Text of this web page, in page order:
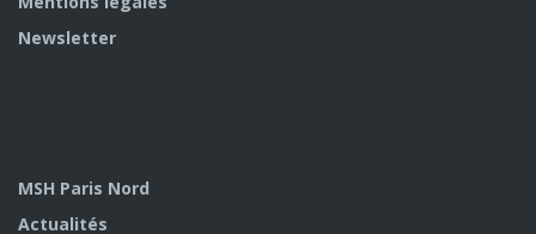
Newsletter
MSH Paris Nord
Actualités